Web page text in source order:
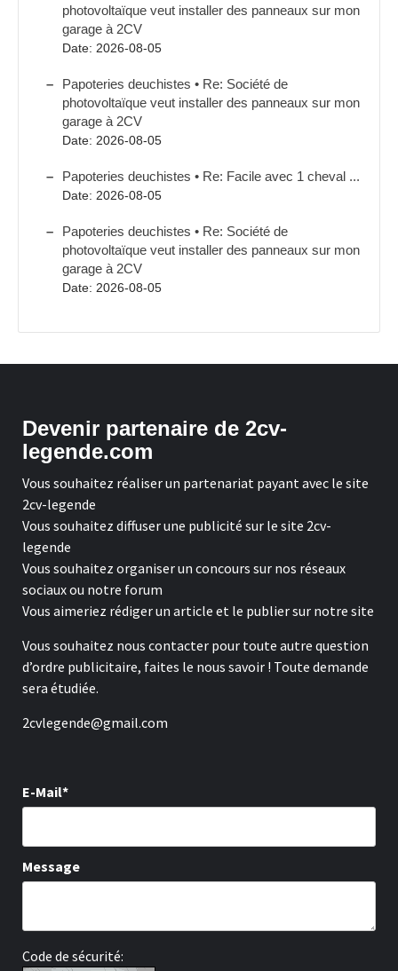
photovoltaïque veut installer des panneaux sur mon
garage à 2CV
Date: 2026-08-05
Papoteries deuchistes • Re: Société de
photovoltaïque veut installer des panneaux sur mon
garage à 2CV
Date: 2026-08-05
Papoteries deuchistes • Re: Facile avec 1 cheval ...
Date: 2026-08-05
Papoteries deuchistes • Re: Société de
photovoltaïque veut installer des panneaux sur mon
garage à 2CV
Date: 2026-08-05
Devenir partenaire de 2cv-
legende.com
Vous souhaitez réaliser un partenariat payant avec le site
2cv-legende
Vous souhaitez diffuser une publicité sur le site 2cv-
legende
Vous souhaitez organiser un concours sur nos réseaux
sociaux ou notre forum
Vous aimeriez rédiger un article et le publier sur notre site
Vous souhaitez nous contacter pour toute autre question
d’ordre publicitaire, faites le nous savoir ! Toute demande
sera étudiée.
2cvlegende@gmail.com
E-Mail*
Message
Code de sécurité: